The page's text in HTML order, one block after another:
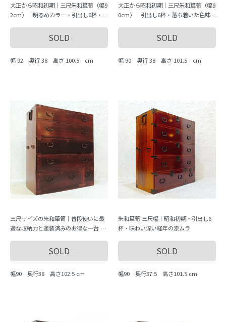
大正から昭和初期｜三尺朱和箪笥（幅9
2cm）｜明るめカラー・引出し6杯・動
SOLD
幅 92 奥行 38 高さ 100.5 cm
大正から昭和初期｜三尺朱和箪笥（幅9
0cm）｜引出し6杯・落ち着いた色味・
SOLD
幅 90 奥行 38 高さ 101.5 cm
三尺サイズの朱和箪笥｜普段使いに最
適な収納力と塗装済みのお得な一台 幅
SOLD
幅90 奥行38 高さ102.5 cm
朱和箪笥 三尺幅｜昭和初期・引出し6
杯・味わい深い経年の漆ムラ
SOLD
幅90 奥行37.5 高さ101.5 cm